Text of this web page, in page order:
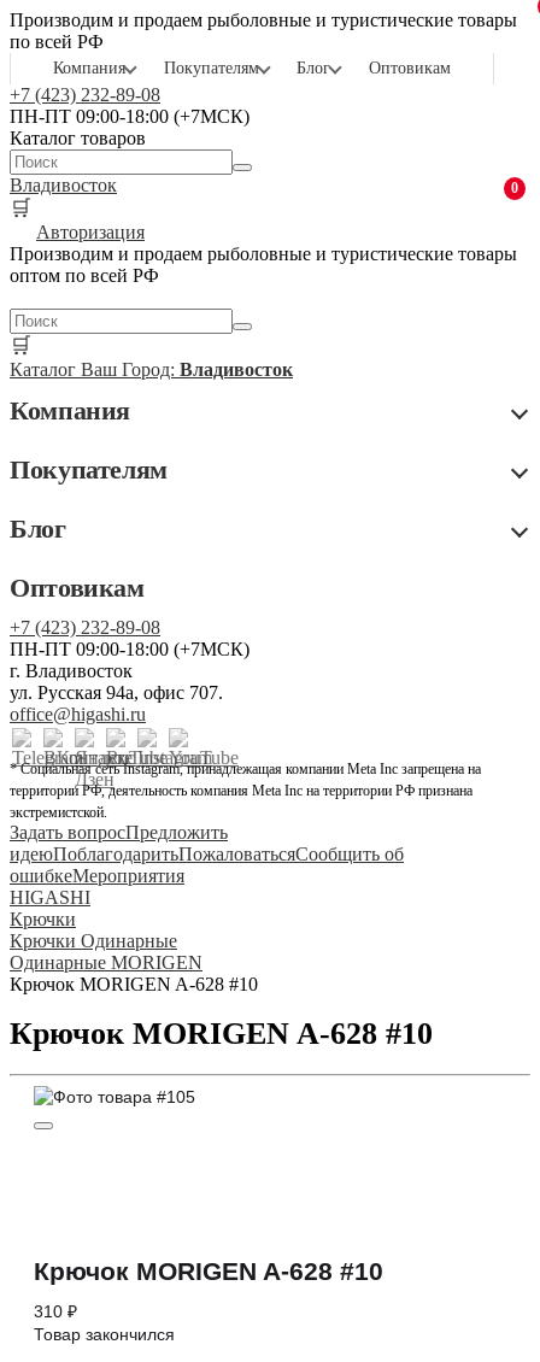
Производим и продаем рыболовные и туристические товары
по всей РФ
Компания Покупателям Блог Оптовикам
+7 (423) 232-89-08
ПН-ПТ 09:00-18:00 (+7МСК)
Каталог товаров
Владивосток
🛒
0
Авторизация
Производим и продаем рыболовные и туристические товары
оптом по всей РФ
🛒
Каталог Ваш Город: Владивосток
Компания
Покупателям
Блог
Оптовикам
+7 (423) 232-89-08
ПН-ПТ 09:00-18:00 (+7МСК)
г. Владивосток
ул. Русская 94а, офис 707.
office@higashi.ru
* Социальная сеть Instagram, принадлежащая компании Meta Inc запрещена на
территории РФ, деятельность компания Meta Inc на территории РФ признана
экстремистской.
Задать вопросПредложить
идеюПоблагодаритьПожаловатьсяСообщить об
ошибкеМероприятия
HIGASHI
Крючки
Крючки Одинарные
Одинарные MORIGEN
Крючок MORIGEN A-628 #10
Крючок MORIGEN A-628 #10
Крючок MORIGEN A-628 #10
310 ₽
Товар закончился